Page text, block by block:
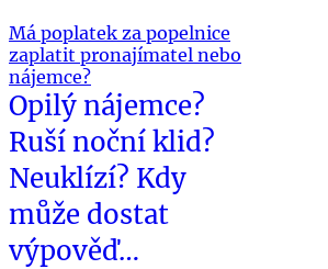
Má poplatek za popelnice
zaplatit pronajímatel nebo
nájemce?
Opilý nájemce?
Ruší noční klid?
Neuklízí? Kdy
může dostat
výpověď…